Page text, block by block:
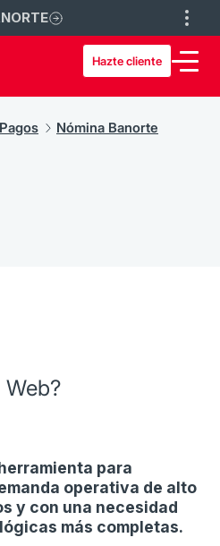
Hazte cliente
Pagos
Nómina Banorte
Web?
para
operativa de alto
y con una necesidad
más completas.